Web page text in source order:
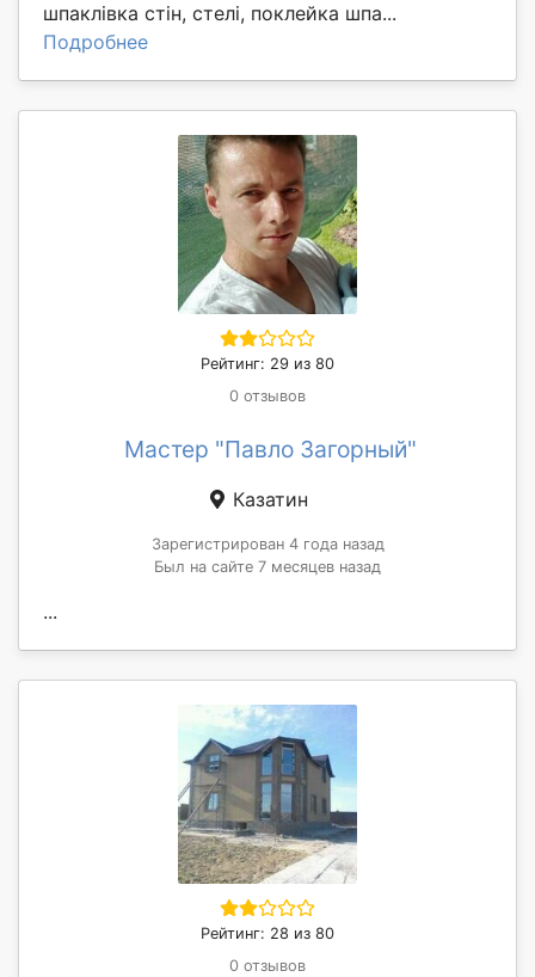
шпаклівка стін, стелі, поклейка шпа...
Подробнее
Рейтинг: 29 из 80
0 отзывов
Мастер "Павло Загорный"
Казатин
Зарегистрирован 4 года назад
Был на сайте 7 месяцев назад
...
Рейтинг: 28 из 80
0 отзывов